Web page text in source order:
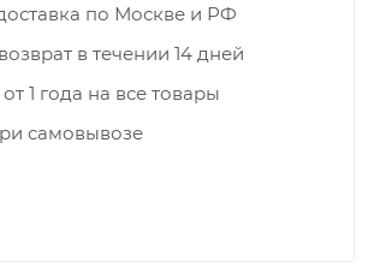
по Москве и РФ
в течении 14 дней
1 года на все товары
самовывозе